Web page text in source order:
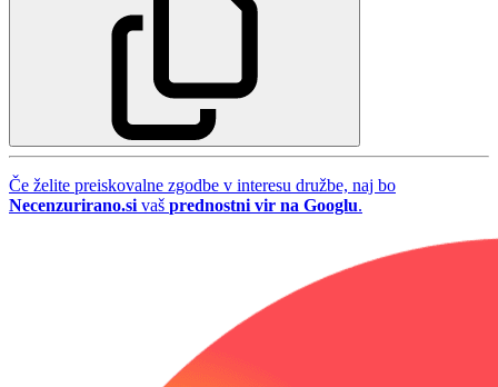
Če želite preiskovalne zgodbe v interesu družbe, naj bo
Necenzurirano.si vaš prednostni vir na Googlu.